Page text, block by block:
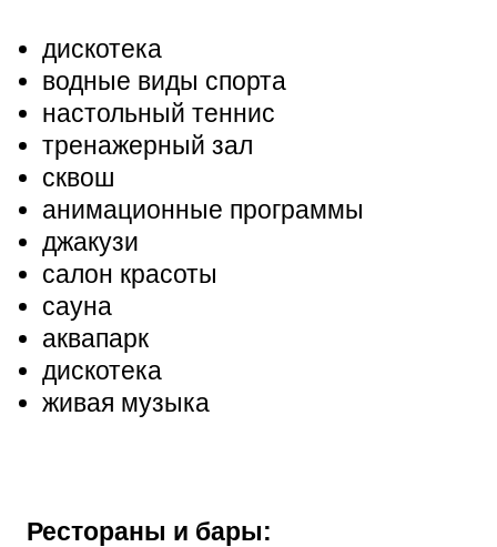
дискотека
водные виды спорта
настольный теннис
тренажерный зал
сквош
анимационные программы
джакузи
салон красоты
сауна
аквапарк
дискотека
живая музыка
Рестораны и бары: